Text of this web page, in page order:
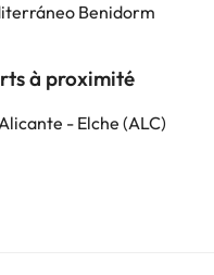
Benidorm
à proximité
- Elche (ALC)